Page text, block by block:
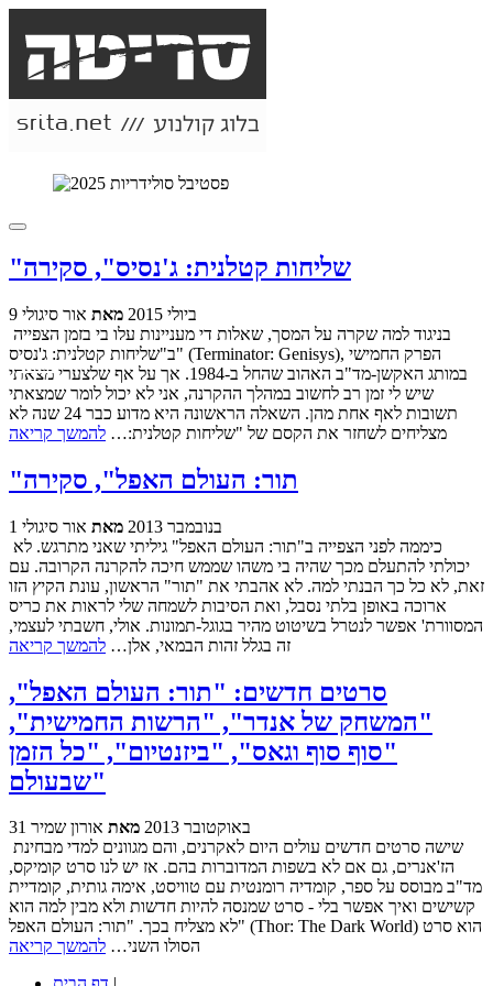
"שליחות קטלנית: ג'נסיס", סקירה
9 ביולי 2015 מאת אור סיגולי
ב"שליחות קטלנית: ג'נסיס" (Terminator: Genisys), הפרק החמישי
במותג האקשן-מד"ב האהוב שהחל ב-1984. אך על אף שלצערי מצאתי
שיש לי זמן רב לחשוב במהלך ההקרנה, אני לא יכול לומר שמצאתי
תשובות לאף אחת מהן. השאלה הראשונה היא מדוע כבר 24 שנה לא
מצליחים לשחזר את הקסם של "שליחות קטלנית:… להמשך קריאה
"תור: העולם האפל", סקירה
1 בנובמבר 2013 מאת אור סיגולי
יכולתי להתעלם מכך שהיה בי משהו שממש חיכה להקרנה הקרובה. עם
זאת, לא כל כך הבנתי למה. לא אהבתי את "תור" הראשון, עונת הקיץ הזו
ארוכה באופן בלתי נסבל, ואת הסיבות לשמחה שלי לראות את כריס
המסוורת' אפשר לנטרל בשיטוט מהיר בגוגל-תמונות. אולי, חשבתי לעצמי,
זה בגלל זהות הבמאי, אלן… להמשך קריאה
סרטים חדשים: "תור: העולם האפל",
"המשחק של אנדר", "הרשות החמישית",
"סוף סוף וגאס", "ביזנטיום", "כל הזמן
שבעולם"
31 באוקטובר 2013 מאת אורון שמיר
הז'אנרים, גם אם לא בשפות המדוברות בהם. אז יש לנו סרט קומיקס,
מד"ב מבוסס על ספר, קומדיה רומנטית עם טוויסט, אימה גותית, קומדיית
קשישים ואיך אפשר בלי - סרט שמנסה להיות חדשות ולא מבין למה הוא
לא מצליח בכך. "תור: העולם האפל" (Thor: The Dark World) הוא סרט
הסולו השני… להמשך קריאה